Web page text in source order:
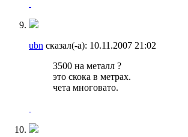
ubn сказал(-а): 10.11.2007 21:02
3500 на металл ?
это скока в метрах.
чета многовато.